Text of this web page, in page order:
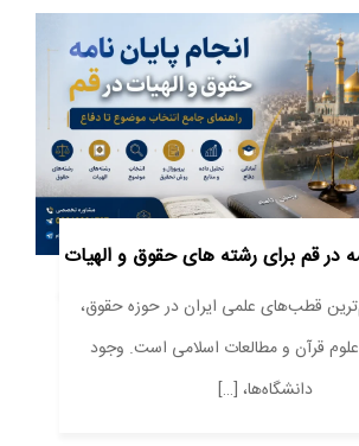
در قم برای رشته های حقوق و الهیات
قطب‌های علمی ایران در حوزه حقوق،
علوم قرآن و مطالعات اسلامی است. وجود
دانشگاه‌ها، […]